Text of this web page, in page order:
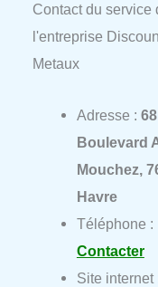
Contact du service
l'entreprise
Metaux
Adresse : 68
Boulevard
Mouchez,
Havre
Téléphone :
Contacter
Site internet